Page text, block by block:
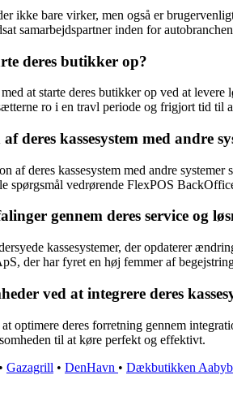
ikke bare virker, men også er
samarbejdspartner inden for
deres butikker op?
at starte deres butikker op ved at
ro i en travl periode og frigjort tid til
kassesystem med andre
af deres kassesystem med andre
spørgsmål vedrørende FlexPOS
gennem deres service og
kassesystemer, der opdaterer
der har fyret en høj femmer af
ved at integrere deres
deres forretning gennem
til at køre perfekt og effektivt.
• Gazagrill • DenHavn • Dækbutikken